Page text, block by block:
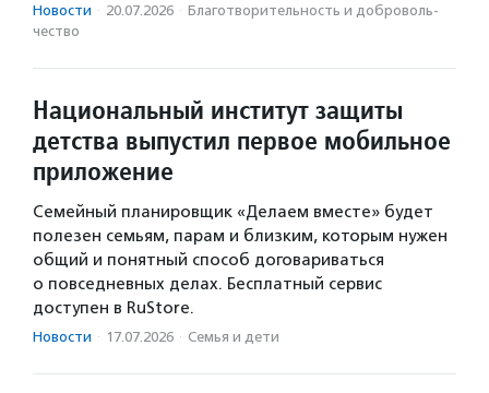
Новости · 20.07.2026 · Благотвори­тель­ность и доброволь­
чест­во
Национальный институт защиты
детства выпустил первое мобильное
приложение
Семейный планировщик «Делаем вместе» будет
полезен семьям, парам и близким, которым нужен
общий и понятный способ договариваться
о повседневных делах. Бесплатный сервис
доступен в RuStore.
Новости · 17.07.2026 · Семья и дети